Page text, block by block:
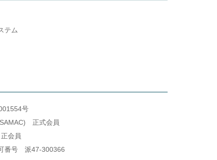
テム
号
正式会員
会員
番号 派47-300366